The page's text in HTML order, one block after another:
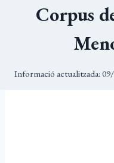
Corpus
Informació actualitzada: